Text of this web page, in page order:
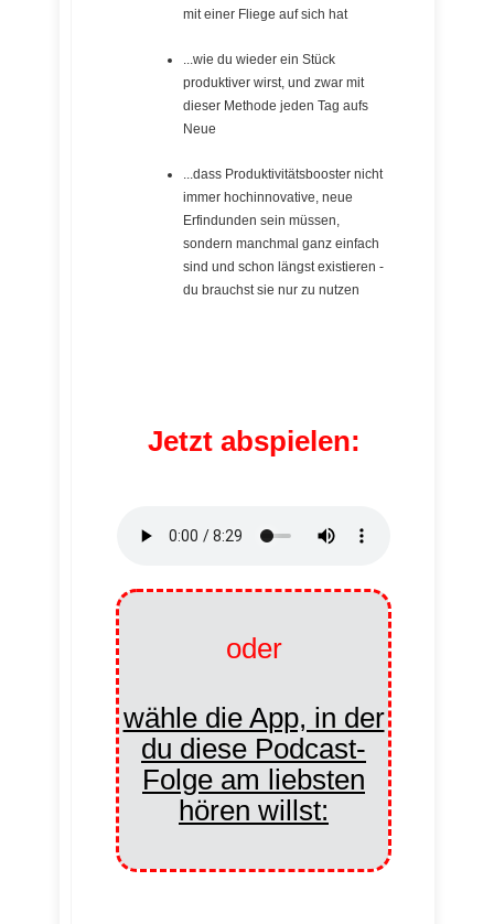
mit einer Fliege auf sich hat
...wie du wieder ein Stück
produktiver wirst, und zwar mit
dieser Methode jeden Tag aufs
Neue
...dass Produktivitätsbooster nicht
immer hochinnovative, neue
Erfindunden sein müssen,
sondern manchmal ganz einfach
sind und schon längst existieren -
du brauchst sie nur zu nutzen
Jetzt abspielen:
oder
wähle die App, in der
du diese Podcast-
Folge am liebsten
hören willst: